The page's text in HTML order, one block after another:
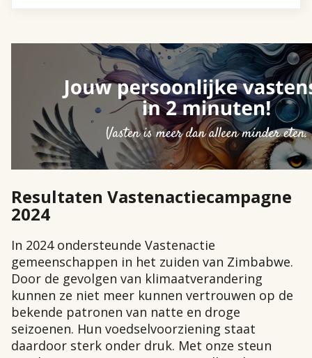
vrouwen de dagelijkse maaltijden op koken.
Resultaten Vastenactiecampagne
2024
In 2024 ondersteunde Vastenactie
gemeenschappen in het zuiden van Zimbabwe.
Door de gevolgen van klimaatverandering
kunnen ze niet meer kunnen vertrouwen op de
bekende patronen van natte en droge
seizoenen. Hun voedselvoorziening staat
daardoor sterk onder druk. Met onze steun